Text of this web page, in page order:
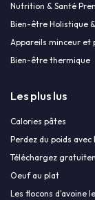
Nutrition & Santé
Bien-être Holistique
Appareils minceur et
Bien-être thermique
Les plus lus
Calories pâtes
Perdez du poids
Téléchargez
Oeuf au plat
Les flocons d'avoine